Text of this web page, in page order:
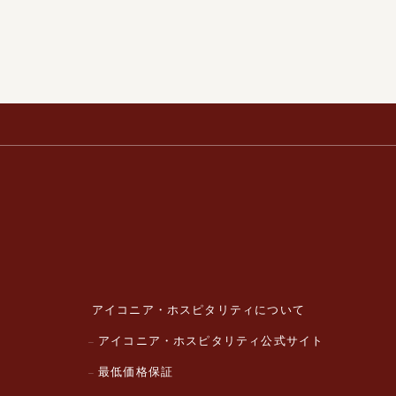
アイコニア・ホスピタリティについて
アイコニア・ホスピタリティ公式サイト
最低価格保証